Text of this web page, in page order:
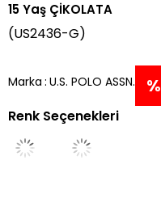
15 Yaş ÇİKOLATA
(US2436-G)
Marka : U.S. POLO ASSN. %
Renk Seçenekleri